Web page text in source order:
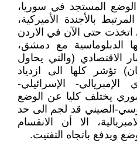
الوضع المستجد في سوريا،
بالأجندة الأميركية،
اتخذت حتى الآن في الاردن
الدبلوماسية مع دمشق،
الاقتصادي (والتي يحاول
تؤشر كلها الى ازدياد
الإسرائيلي-
يختلف كليا عن الوضع
الصيني قد لجم الى حد
الا أن الانقسام
ويدفع باتجاه التفتيت.